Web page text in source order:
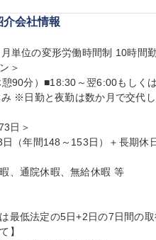
介会社情報
月単位の変形労働時間制 10時
＞
90分）■18:30～翌6:00もしく
※日勤と夜勤は数か月で交代し
日＞
（年間148～153日）＋長期休
、通院休暇、無給休暇 等
最低法定の5日+2日の7日間の取
】